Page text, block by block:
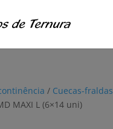
/ Cuecas-fraldas
MAXI L (6×14 uni)